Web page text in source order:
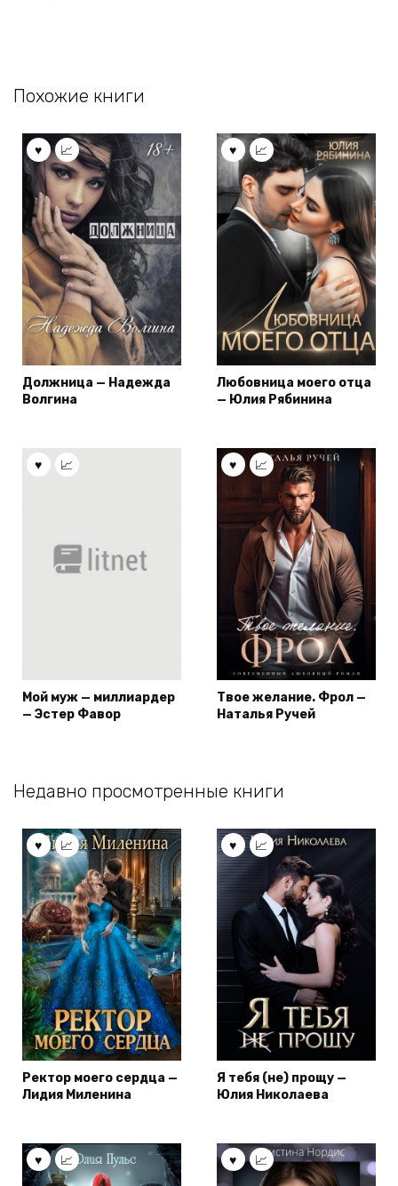
Похожие книги
Должница — Надежда
Волгина
Любовница моего отца
— Юлия Рябинина
Мой муж — миллиардер
— Эстер Фавор
Твое желание. Фрол —
Наталья Ручей
Недавно просмотренные книги
Ректор моего сердца —
Лидия Миленина
Я тебя (не) прощу —
Юлия Николаева